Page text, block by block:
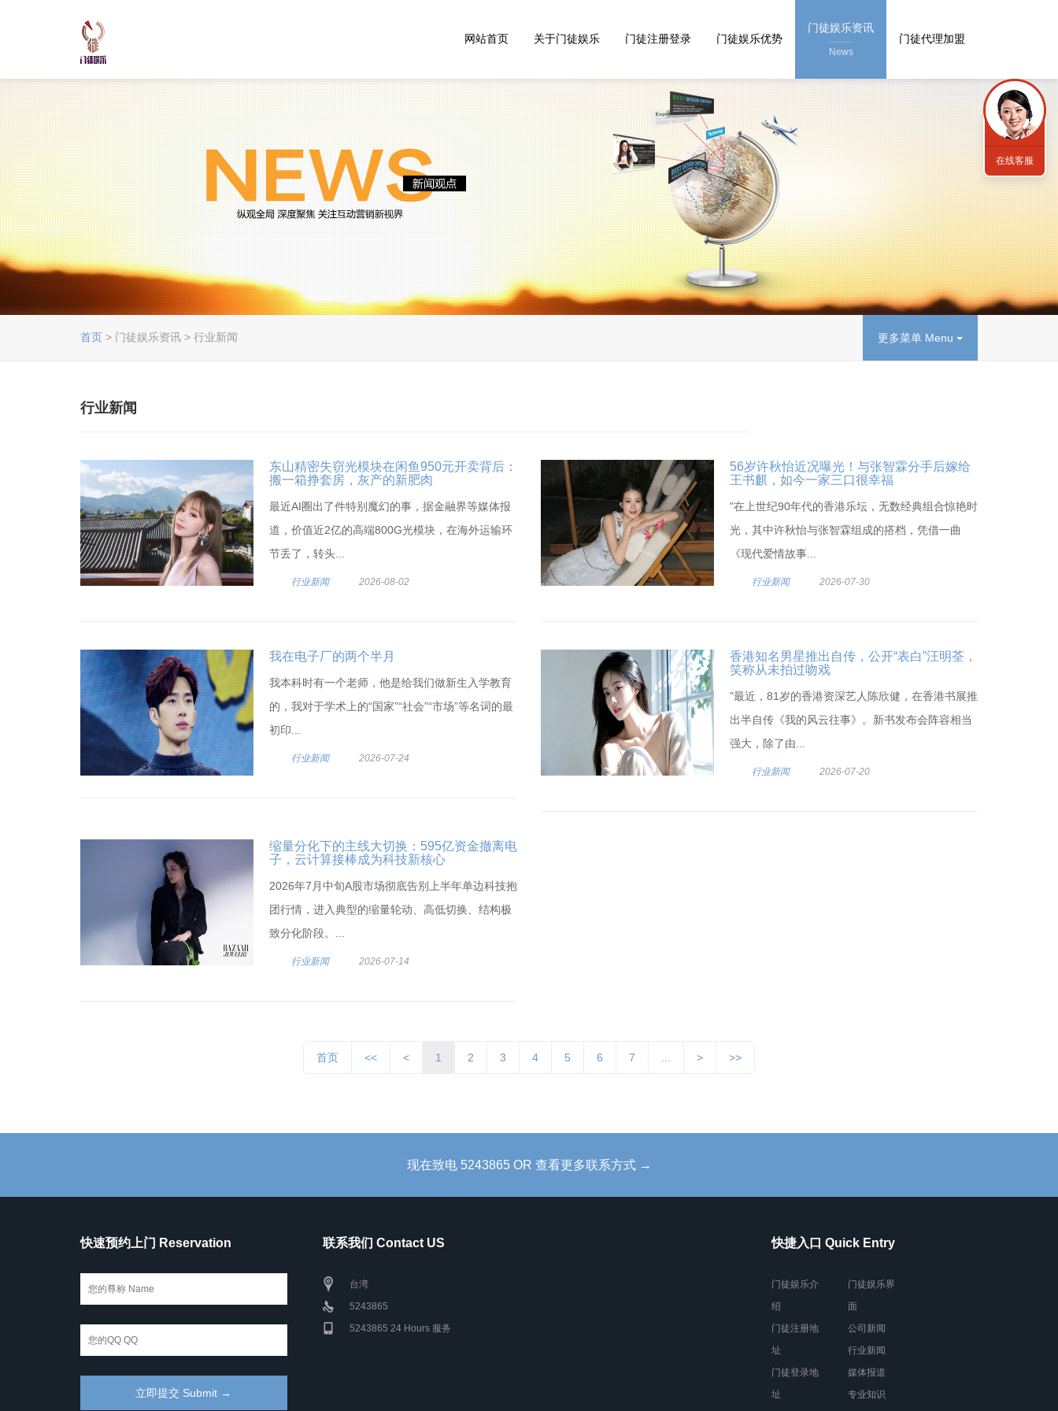
网站首页 关于门徒娱乐 门徒注册登录 门徒娱乐优势
门徒娱乐资讯
News
门徒代理加盟
更多菜单 Menu
首页 > 门徒娱乐资讯 > 行业新闻
行业新闻
东山精密失窃光模块在闲鱼950元开卖背后：
搬一箱挣套房，灰产的新肥肉
最近AI圈出了件特别魔幻的事，据金融界等媒体报
道，价值近2亿的高端800G光模块，在海外运输环
节丢了，转头...
行业新闻 2026-08-02
56岁许秋怡近况曝光！与张智霖分手后嫁给
王书麒，如今一家三口很幸福
"在上世纪90年代的香港乐坛，无数经典组合惊艳时
光，其中许秋怡与张智霖组成的搭档，凭借一曲
《现代爱情故事...
行业新闻 2026-07-30
我在电子厂的两个半月
我本科时有一个老师，他是给我们做新生入学教育
的，我对于学术上的“国家”“社会”“市场”等名词的最
初印...
行业新闻 2026-07-24
香港知名男星推出自传，公开“表白”汪明荃，
笑称从未拍过吻戏
"最近，81岁的香港资深艺人陈欣健，在香港书展推
出半自传《我的风云往事》。新书发布会阵容相当
强大，除了由...
行业新闻 2026-07-20
缩量分化下的主线大切换：595亿资金撤离电
子，云计算接棒成为科技新核心
2026年7月中旬A股市场彻底告别上半年单边科技抱
团行情，进入典型的缩量轮动、高低切换、结构极
致分化阶段。...
行业新闻 2026-07-14
首页 << < 1 2 3 4 5 6 7 > >>
现在致电 5243865 OR 查看更多联系方式 →
快速预约上门 Reservation 联系我们 Contact US
台湾
5243865
5243865 24 Hours 服务
快捷入口 Quick Entry
门徒娱乐介
绍
门徒注册地
址
门徒登录地
址
门徒娱乐界
面
公司新闻
行业新闻
媒体报道
专业知识
在线客服